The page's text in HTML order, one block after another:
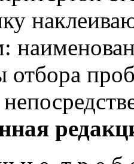
отбора